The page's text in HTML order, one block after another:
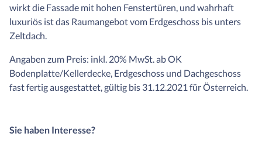
wirkt die Fassade mit hohen Fenstertüren, und wahrhaft
luxuriös ist das Raumangebot vom Erdgeschoss bis unters
Zeltdach.
Angaben zum Preis: inkl. 20% MwSt. ab OK
Bodenplatte/Kellerdecke, Erdgeschoss und Dachgeschoss
fast fertig ausgestattet, gültig bis 31.12.2021 für Österreich.
Sie haben Interesse?